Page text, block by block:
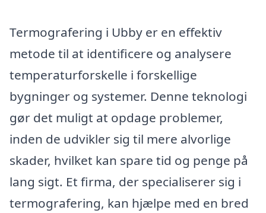
Termografering i Ubby er en effektiv
metode til at identificere og analysere
temperaturforskelle i forskellige
bygninger og systemer. Denne teknologi
gør det muligt at opdage problemer,
inden de udvikler sig til mere alvorlige
skader, hvilket kan spare tid og penge på
lang sigt. Et firma, der specialiserer sig i
termografering, kan hjælpe med en bred